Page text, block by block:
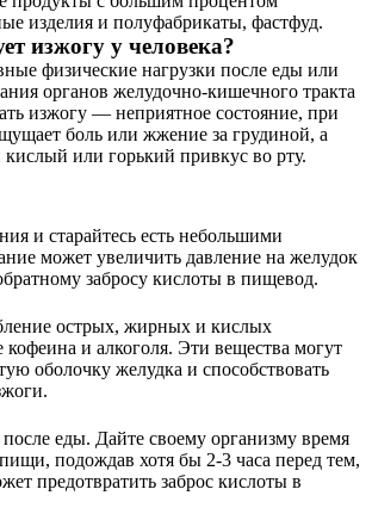
изделия и полуфабрикаты, фастфуд.
изжогу у человека?
физические нагрузки после еды или
органов желудочно-кишечного тракта
изжогу — неприятное состояние, при
боль или жжение за грудиной, а
или горький привкус во рту.
и старайтесь есть небольшими
может увеличить давление на желудок
забросу кислоты в пищевод.
острых, жирных и кислых
кофеина и алкоголя. Эти вещества могут
оболочку желудка и способствовать
еды. Дайте своему организму время
подождав хотя бы 2-3 часа перед тем,
предотвратить заброс кислоты в